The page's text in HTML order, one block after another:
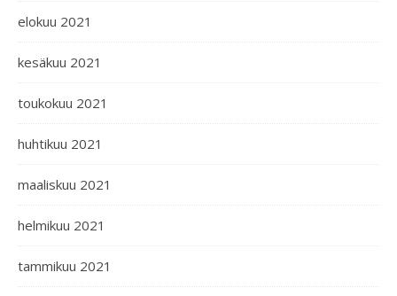
elokuu 2021
kesäkuu 2021
toukokuu 2021
huhtikuu 2021
maaliskuu 2021
helmikuu 2021
tammikuu 2021